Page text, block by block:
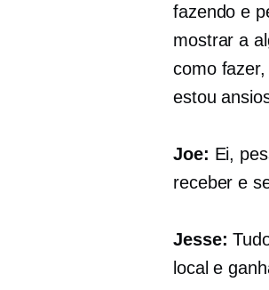
fazendo e
mostrar a
como
estou
Joe: Ei,
receber e
Jesse:
local e